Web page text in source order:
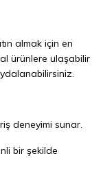
almak için en
ürünlere ulaşabilir
deneyimi sunar.
bir şekilde